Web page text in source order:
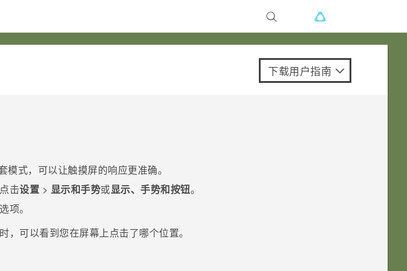
下载用户指南
模式，可以让触摸屏的响应更准确。
击设置 > 显示和手势或显示、手势和按钮。
选项。
，可以看到您在屏幕上点击了哪个位置。